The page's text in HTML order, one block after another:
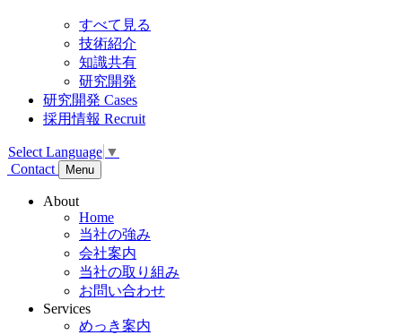
すべて見る
技術紹介
知識共有
研究開発
研究開発 Cases
採用情報 Recruit
Select Language ▼
Contact
Menu
About
Home
当社の強み
会社案内
当社の取り組み
お問い合わせ
Services
めっき案内